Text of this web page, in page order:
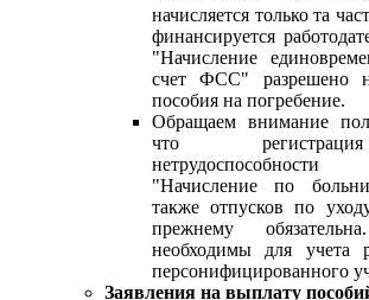
начисляется только та
финансируется
"Начисление
счет ФСС" разрешено
пособия на погребение.
Обращаем внимание
что
"Начисление по
также отпусков по
прежнему
необходимы для учета
персонифицированного
Заявления на выплату